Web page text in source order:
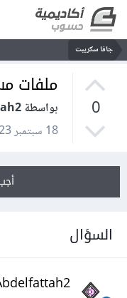
جافا سكريبت
0
ملفات
بواسطة Omar Abdelfattah2
18 سبتمبر 2023
السؤال